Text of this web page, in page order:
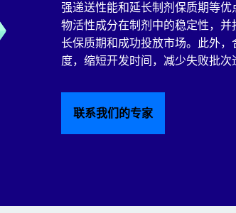
强递送性能和延长制剂保质期等
物活性成分在制剂中的稳定性，
长保质期和成功投放市场。此外
度，缩短开发时间，减少失败批次
联系我们的专家